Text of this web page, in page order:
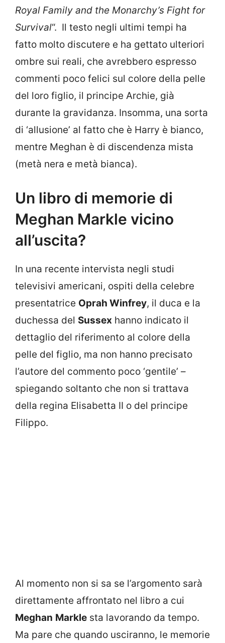
Royal Family and the Monarchy’s Fight for
Survival“. Il testo negli ultimi tempi ha
fatto molto discutere e ha gettato ulteriori
ombre sui reali, che avrebbero espresso
commenti poco felici sul colore della pelle
del loro figlio, il principe Archie, già
durante la gravidanza. Insomma, una sorta
di ‘allusione’ al fatto che è Harry è bianco,
mentre Meghan è di discendenza mista
(metà nera e metà bianca).
Un libro di memorie di
Meghan Markle vicino
all’uscita?
In una recente intervista negli studi
televisivi americani, ospiti della celebre
presentatrice Oprah Winfrey, il duca e la
duchessa del Sussex hanno indicato il
dettaglio del riferimento al colore della
pelle del figlio, ma non hanno precisato
l’autore del commento poco ‘gentile’ –
spiegando soltanto che non si trattava
della regina Elisabetta II o del principe
Filippo.
Al momento non si sa se l’argomento sarà
direttamente affrontato nel libro a cui
Meghan Markle sta lavorando da tempo.
Ma pare che quando usciranno, le memorie